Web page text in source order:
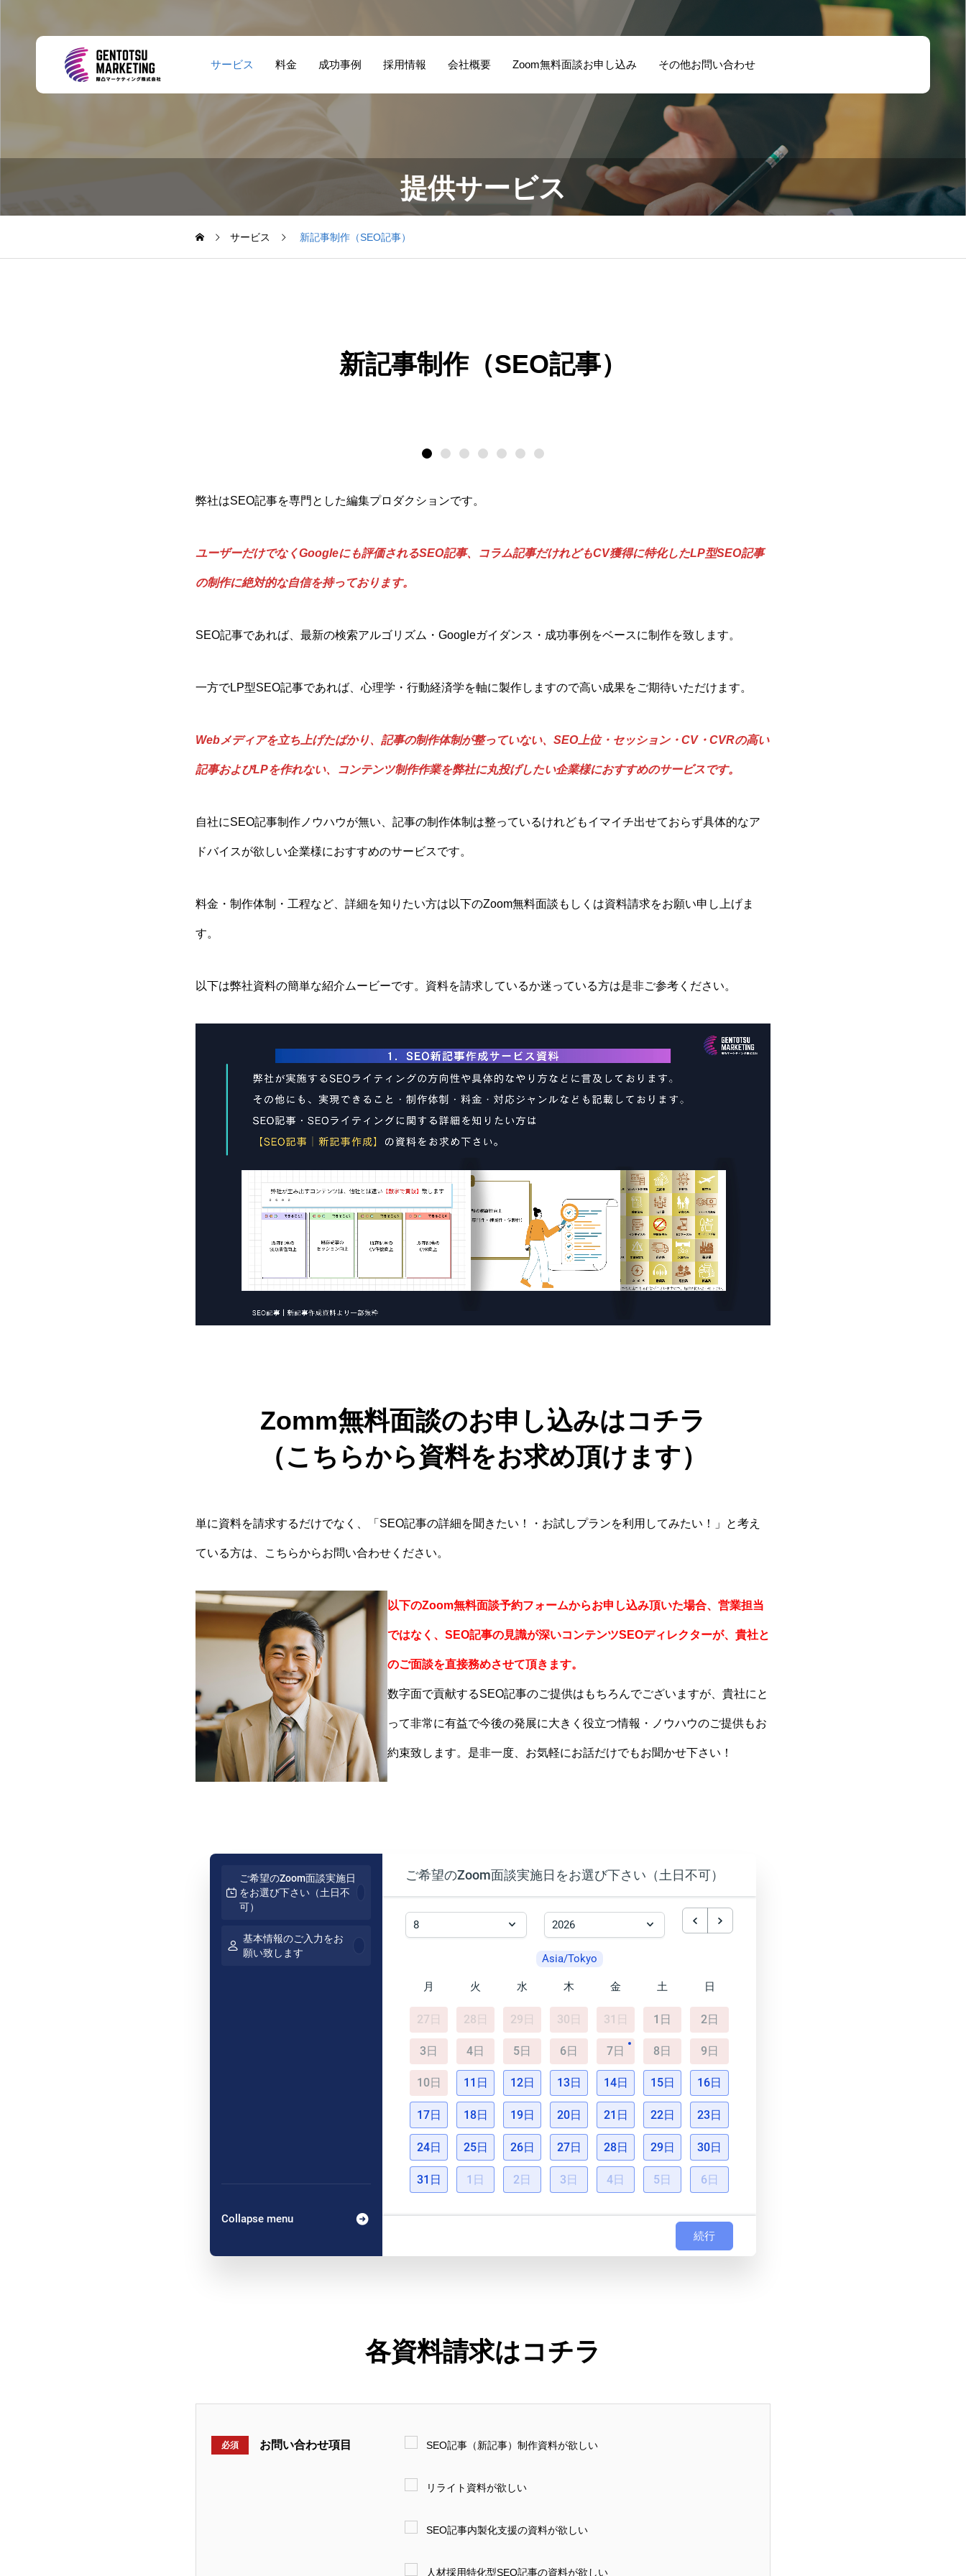
サービス 料金 成功事例 採用情報 会社概要 Zoom無料面談お申し込み その他お問い合わせ
提供サービス
サービス 新記事制作（SEO記事）
新記事制作（SEO記事）
弊社はSEO記事を専門とした編集プロダクションです。
ユーザーだけでなくGoogleにも評価されるSEO記事、コラム記事だけれどもCV獲得に特化したLP型SEO記事
の制作に絶対的な自信を持っております。
SEO記事であれば、最新の検索アルゴリズム・Googleガイダンス・成功事例をベースに制作を致します。
一方でLP型SEO記事であれば、心理学・行動経済学を軸に製作しますので高い成果をご期待いただけます。
Webメディアを立ち上げたばかり、記事の制作体制が整っていない、SEO上位・セッション・CV・CVRの高い
記事およびLPを作れない、コンテンツ制作作業を弊社に丸投げしたい企業様におすすめのサービスです。
自社にSEO記事制作ノウハウが無い、記事の制作体制は整っているけれどもイマイチ出せておらず具体的なア
ドバイスが欲しい企業様におすすめのサービスです。
料金・制作体制・工程など、詳細を知りたい方は以下のZoom無料面談もしくは資料請求をお願い申し上げま
す。
以下は弊社資料の簡単な紹介ムービーです。資料を請求しているか迷っている方は是非ご参考ください。
Zomm無料面談のお申し込みはコチラ
（こちらから資料をお求め頂けます）
単に資料を請求するだけでなく、「SEO記事の詳細を聞きたい！・お試しプランを利用してみたい！」と考え
ている方は、こちらからお問い合わせください。
以下のZoom無料面談予約フォームからお申し込み頂いた場合、営業担当
ではなく、SEO記事の見識が深いコンテンツSEOディレクターが、貴社と
のご面談を直接務めさせて頂きます。
数字面で貢献するSEO記事のご提供はもちろんでございますが、貴社にと
って非常に有益で今後の発展に大きく役立つ情報・ノウハウのご提供もお
約束致します。是非一度、お気軽にお話だけでもお聞かせ下さい！
ご希望のZoom面談実施日
をお選び下さい（土日不
可）
基本情報のご入力をお
願い致します
Collapse menu
ご希望のZoom面談実施日をお選び下さい（土日不可）
Asia/Tokyo
月 火 水 木 金 土 日
27日 28日 29日 30日 31日 1日 2日
3日 4日 5日 6日 7日 8日 9日
10日 11日 12日 13日 14日 15日 16日
17日 18日 19日 20日 21日 22日 23日
24日 25日 26日 27日 28日 29日 30日
31日 1日 2日 3日 4日 5日 6日
続行
各資料請求はコチラ
必須 お問い合わせ項目 SEO記事（新記事）制作資料が欲しい
リライト資料が欲しい
SEO記事内製化支援の資料が欲しい
人材採用特化型SEO記事の資料が欲しい